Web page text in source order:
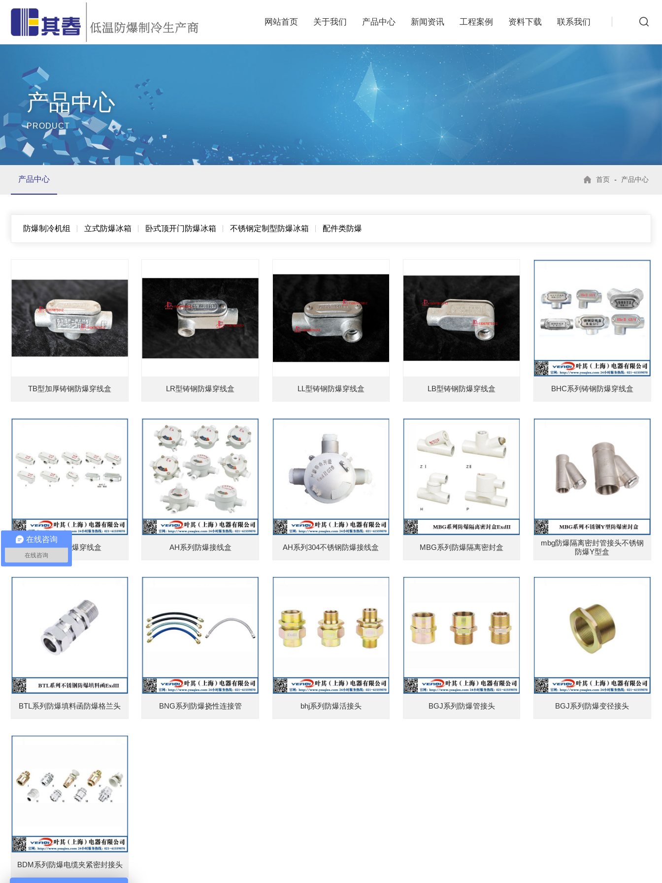
网站首页 关于我们 产品中心 新闻资讯 工程案例 资料下载 联系我们
产品中心
PRODUCT
产品中心 首页 - 产品中心
防爆制冷机组 立式防爆冰箱 卧式顶开门防爆冰箱 不锈钢定制型防爆冰箱 配件类防爆
TB型加厚铸钢防爆穿线盒 LR型铸钢防爆穿线盒 LL型铸钢防爆穿线盒 LB型铸钢防爆穿线盒 BHC系列铸钢防爆穿线盒
bhc系列防爆穿线盒 AH系列防爆接线盒 AH系列304不锈钢防爆接线盒 MBG系列防爆隔离密封盒
mbg防爆隔离密封管接头不锈钢
防爆Y型盒
BTL系列防爆填料函防爆格兰头 BNG系列防爆挠性连接管 bhj系列防爆活接头 BGJ系列防爆管接头 BGJ系列防爆变径接头
BDM系列防爆电缆夹紧密封接头
在线咨询
在线咨询